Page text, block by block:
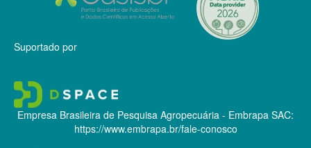
Suportado por
Empresa Brasileira de Pesquisa Agropecuária - Embrapa SAC:
https://www.embrapa.br/fale-conosco